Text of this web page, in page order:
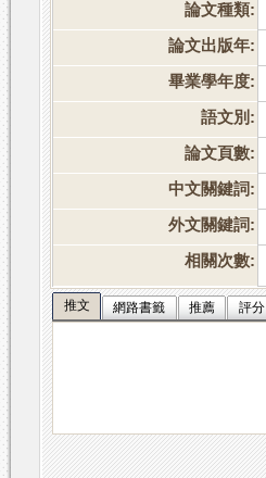
論文種類:
論文出版年:
畢業學年度:
語文別:
論文頁數:
中文關鍵詞:
外文關鍵詞:
相關次數:
推文 網路書籤 推薦 評分